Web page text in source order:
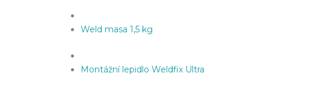
Weld masa 1,5 kg
Montážní lepidlo Weldfix Ultra